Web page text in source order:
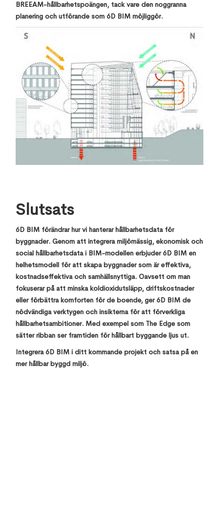
BREEAM-hållbarhetspoängen, tack vare den noggranna
planering och utförande som 6D BIM möjliggör.
Slutsats
6D BIM förändrar hur vi hanterar hållbarhetsdata för
byggnader. Genom att integrera miljömässig, ekonomisk och
social hållbarhetsdata i BIM-modellen erbjuder 6D BIM en
helhetsmodell för att skapa byggnader som är effektiva,
kostnadseffektiva och samhällsnyttiga. Oavsett om man
fokuserar på att minska koldioxidutsläpp, driftskostnader
eller förbättra komforten för de boende, ger 6D BIM de
nödvändiga verktygen och insikterna för att förverkliga
hållbarhetsambitioner. Med exempel som The Edge som
sätter ribban ser framtiden för hållbart byggande ljus ut.
Integrera 6D BIM i ditt kommande projekt och satsa på en
mer hållbar byggd miljö.